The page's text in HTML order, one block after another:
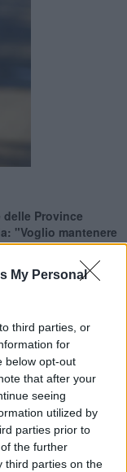
My Personal
third parties, or
for
below opt-out
that after your
seeing
utilized by
parties prior to
the further
third parties on the
Province
"Voglio mantenere
ilGiro della
da
, in programma
Martini"
e delle
seconda edizione e